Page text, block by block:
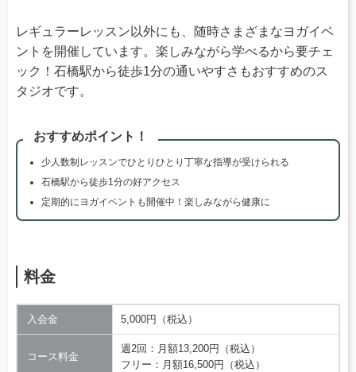
レギュラーレッスン以外にも、随時さまざまなヨガイベ
ントを開催しています。楽しみながら学べるから要チェ
ック！石橋駅から徒歩1分の通いやすさもおすすめのス
タジオです。
おすすめポイント！
少人数制レッスンでひとりひとり丁寧な指導が受けられる
石橋駅から徒歩1分の好アクセス
定期的にヨガイベントも開催中！楽しみながら健康に
料金
入会金 5,000円（税込）
コース料金
週2回：月額13,200円（税込）
フリー：月額16,500円（税込）